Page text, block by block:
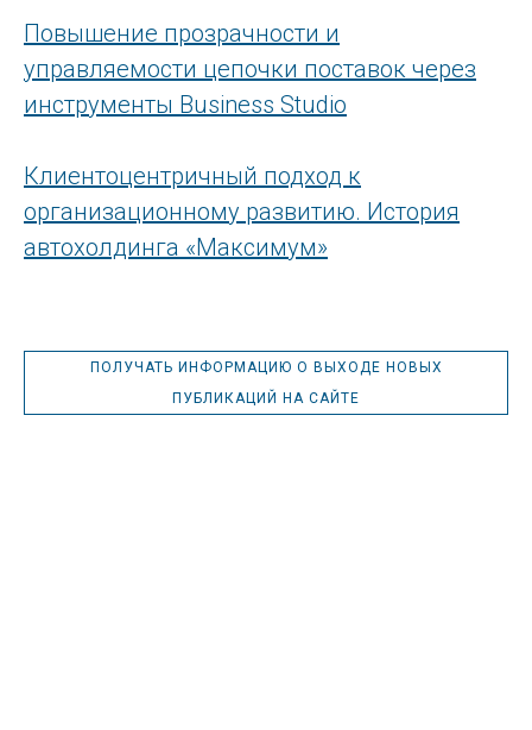
Повышение прозрачности и
управляемости цепочки поставок через
инструменты Business Studio
Клиентоцентричный подход к
организационному развитию. История
автохолдинга «Максимум»